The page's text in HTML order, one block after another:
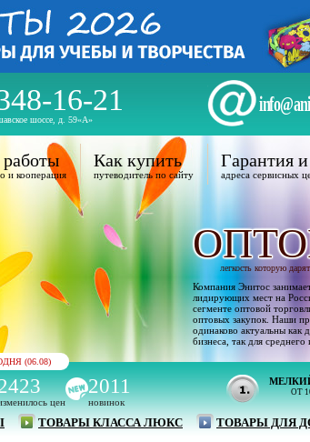
16-21
шоссе, д. 59«А»
(06.08)
цен
2011
новинок
ОТ
ТОВАРЫ КЛАССА ЛЮКС ТОВАРЫ ДЛЯ
и кооперация
Как купить
путеводитель по сайту
Гарантия
адреса сервисных
легкость которую дарят
Компания Энитос
лидирующих мест на
сегменте оптовой
оптовых закупок. Наши
одинаково актуальны как
бизнеса, так для среднего